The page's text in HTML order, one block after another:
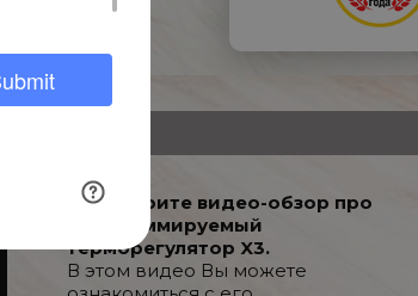
Посмотрите видео-обзор про
Программируемый
терморегулятор X3.
В этом видео Вы можете